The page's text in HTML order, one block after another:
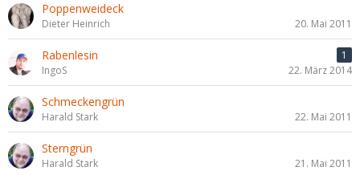
Poppenweideck
Dieter Heinrich 20. Mai 2011
Rabenlesin
1
IngoS
22. März 2014
Schmeckengrün
Harald Stark 22. Mai 2011
Sterngrün
Harald Stark 21. Mai 2011